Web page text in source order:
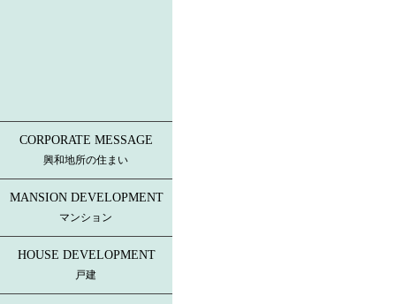
CORPORATE MESSAGE
興和地所の住まい
MANSION DEVELOPMENT
マンション
HOUSE DEVELOPMENT
戸建
Initiatives
環境への取り組み